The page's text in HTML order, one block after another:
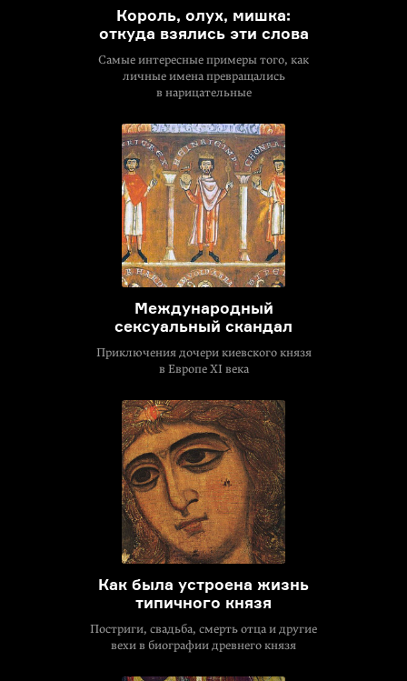
Король, олух, мишка:
откуда взялись эти слова
Самые интересные примеры того, как
личные имена превращались
в нарицательные
Международный
сексуальный скандал
Приключения дочери киевского князя
в Европе XI века
Как была устроена жизнь
типичного князя
Постриги, свадьба, смерть отца и другие
вехи в биографии древнего князя